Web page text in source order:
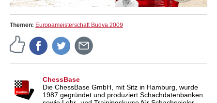
Themen: Europameisterschaft Budva 2009
ChessBase
Die ChessBase GmbH, mit Sitz in Hamburg, wurde
1987 gegründet und produziert Schachdatenbanken